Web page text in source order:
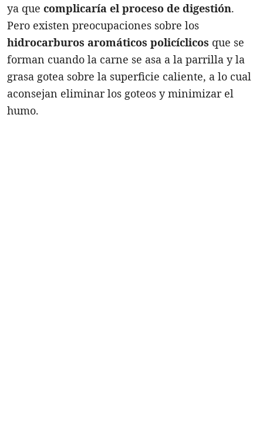
ya que complicaría el proceso de digestión.
Pero existen preocupaciones sobre los
hidrocarburos aromáticos policíclicos que se
forman cuando la carne se asa a la parrilla y la
grasa gotea sobre la superficie caliente, a lo cual
aconsejan eliminar los goteos y minimizar el
humo.